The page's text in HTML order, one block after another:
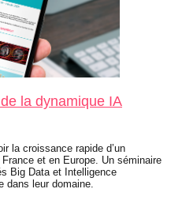
la dynamique IA
la croissance rapide d’un
et en Europe. Un séminaire
Big Data et Intelligence
dans leur domaine.